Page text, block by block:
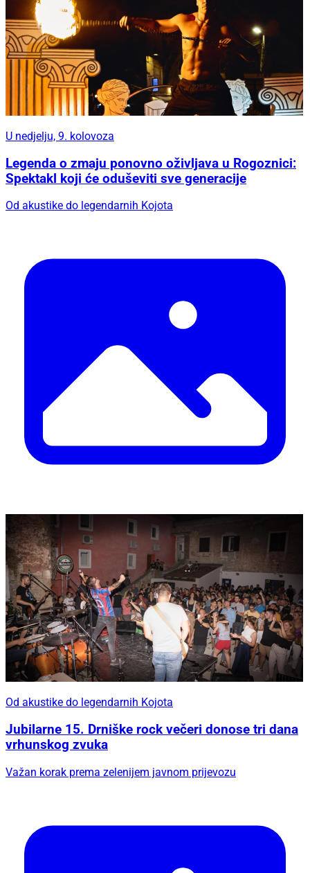
U nedjelju, 9. kolovoza
Legenda o zmaju ponovno oživljava u Rogoznici:
Spektakl koji će oduševiti sve generacije
Od akustike do legendarnih Kojota
Od akustike do legendarnih Kojota
Jubilarne 15. Drniške rock večeri donose tri dana
vrhunskog zvuka
Važan korak prema zelenijem javnom prijevozu